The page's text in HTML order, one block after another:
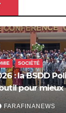
SOCIÉTÉ
: la BSDD
pour
FARAFINANEWS